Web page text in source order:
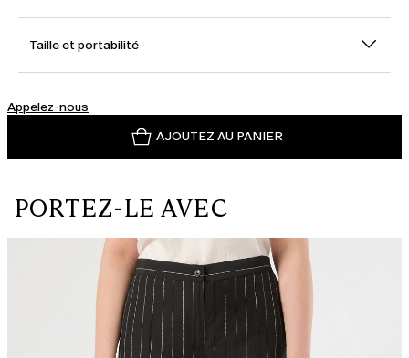
Taille et portabilité
Appelez-nous
AJOUTEZ AU PANIER
PORTEZ-LE AVEC